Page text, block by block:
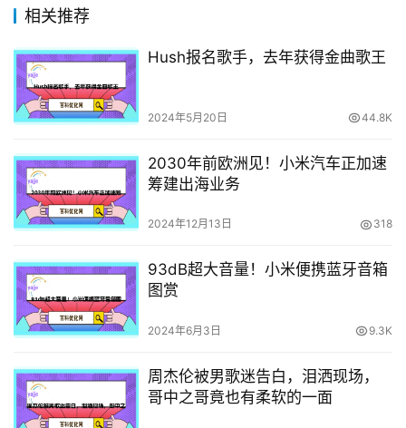
相关推荐
Hush报名歌手，去年获得金曲歌王
2024年5月20日 44.8K
2030年前欧洲见！小米汽车正加速
筹建出海业务
2024年12月13日 318
93dB超大音量！小米便携蓝牙音箱
图赏
2024年6月3日 9.3K
周杰伦被男歌迷告白，泪洒现场，
哥中之哥竟也有柔软的一面